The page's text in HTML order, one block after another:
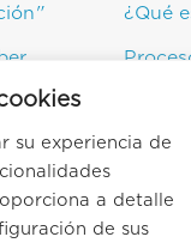
su experiencia de
a detalle
de sus
¿Qué
Usos